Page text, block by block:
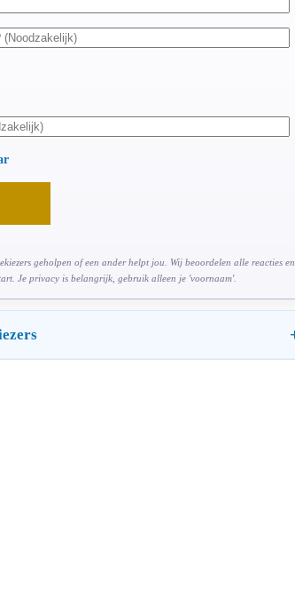
geholpen of een ander helpt jou. Wij beoordelen alle reacties en
Je privacy is belangrijk, gebruik alleen je 'voornaam'.